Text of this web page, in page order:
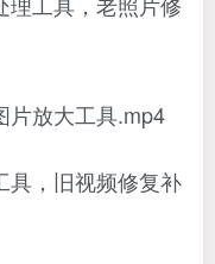
片放大工具.mp4
具，旧视频修复补